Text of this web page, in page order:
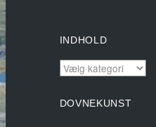
INDHOLD
INDHOLD
DOVNEKUNST